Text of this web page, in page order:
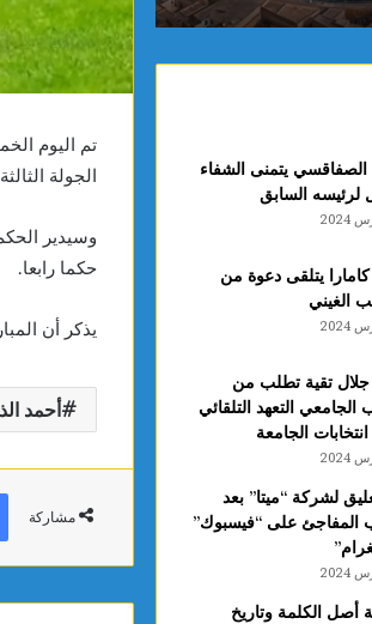
الجولة
وسيدير
حكما رابعا.
يذكر أن المباراة تدور يوم السبت
أحمد
مشاركة
بداية
الصفاقسي يتمنى الشفاء
لرئيسه السابق
يتلقى دعوة من
الغيني
جلال تقية تطلب من
الجامعي التعهد التلقائي
الجامعة
لشركة “ميتا” بعد
المفاجئ على “فيسبوك”
أصل الكلمة وتاريخ